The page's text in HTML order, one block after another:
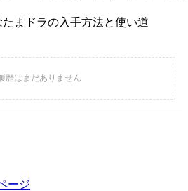
たまドラの入手方法と使い道
ージ